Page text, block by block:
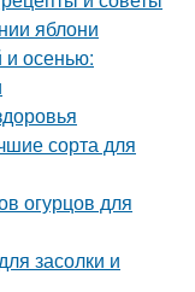
яблони
и осенью:
сорта для
огурцов для
засолки и